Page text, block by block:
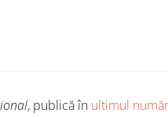
, publică în ultimul număr